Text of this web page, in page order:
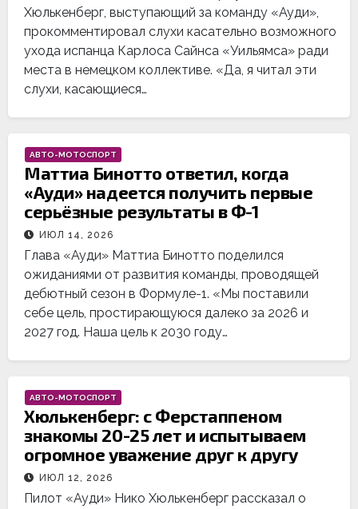
Хюлькенберг, выступающий за команду «Ауди»,
прокомментировал слухи касательно возможного
ухода испанца Карлоса Сайнса «Уильямса» ради
места в немецком коллективе. «Да, я читал эти
слухи, касающиеся…
АВТО-МОТОСПОРТ
Маттиа Бинотто ответил, когда
«Ауди» надеется получить первые
серьёзные результаты в Ф-1
ИЮЛ 14, 2026
Глава «Ауди» Маттиа Бинотто поделился
ожиданиями от развития команды, проводящей
дебютный сезон в Формуле-1. «Мы поставили
себе цель, простирающуюся далеко за 2026 и
2027 год. Наша цель к 2030 году…
АВТО-МОТОСПОРТ
Хюлькенберг: с Ферстаппеном
знакомы 20-25 лет и испытываем
огромное уважение друг к другу
ИЮЛ 12, 2026
Пилот «Ауди» Нико Хюлькенберг рассказал о